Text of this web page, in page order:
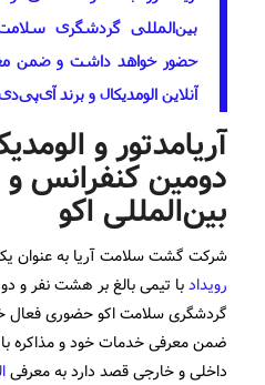
بین‌المللی گردشگری
حضور خواهد داشت و ضمن
آنلاین الومدیکال و برند
آریامدتور و
دومین کنفرانس و
بین‌المللی اکو
شرکت گشت سلامت آریا به عنوان
رویدادبا تیمی بالغ بر هشت نفر و
گردشگری سلامت اکو حضوری فعال
ضمن معرفی خدمات خود و مذاکره
داخلی و خارجی قصد دارد به معرفی